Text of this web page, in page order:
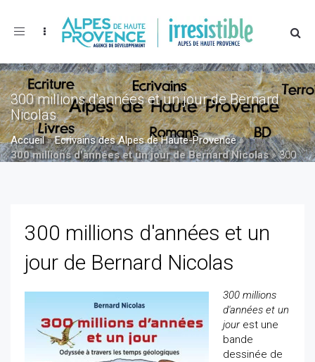
Toggle
300 millions d'années et un jour de Bernard
Nicolas
Accueil»Ecrivains des Alpes de Haute-Provence»
300 millions d'années et un jour de Bernard Nicolas»300
300 millions d'années et un
jour de Bernard Nicolas
300 millions
d'années et un
jourest une
bande
dessinée de